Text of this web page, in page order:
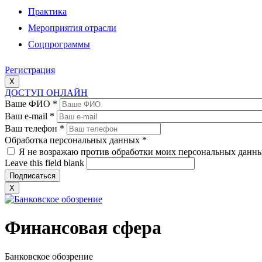
Практика
Мероприятия отрасли
Соцпрограммы
Регистрация
X
ДОСТУП ОНЛАЙН
Ваше ФИО *
Ваш e-mail *
Ваш телефон *
Обработка персональных данных *
Я не возражаю против обработки моих персональных
Leave this field blank
X
Финансовая сфера
Банковское обозрение